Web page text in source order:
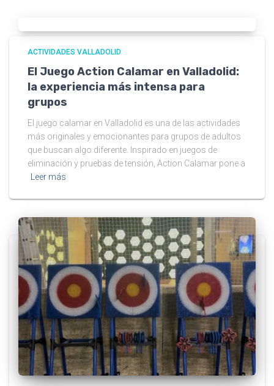
ACTIVIDADES VALLADOLID
El Juego Action Calamar en Valladolid:
la experiencia más intensa para
grupos
El juego calamar en Valladolid es una de las actividades
más originales y emocionantes para grupos de adultos
que buscan algo diferente. Inspirado en juegos de
eliminación y pruebas de tensión, Action Calamar pone a
Leer más